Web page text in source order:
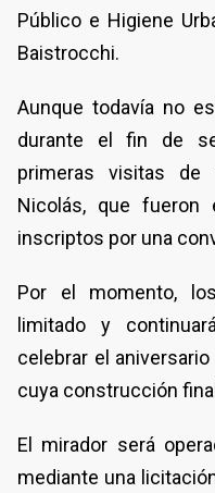
Público e Higiene
Baistrocchi.
Aunque todavía no
durante el fin de
primeras visitas de
Nicolás, que fueron
inscriptos por una
Por el momento,
limitado y
celebrar el
cuya construcción
El mirador será
mediante una